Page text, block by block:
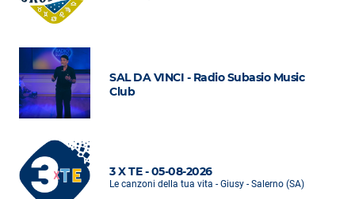
SAL DA VINCI - Radio Subasio Music
Club
3 X TE - 05-08-2026
Le canzoni della tua vita - Giusy - Salerno (SA)